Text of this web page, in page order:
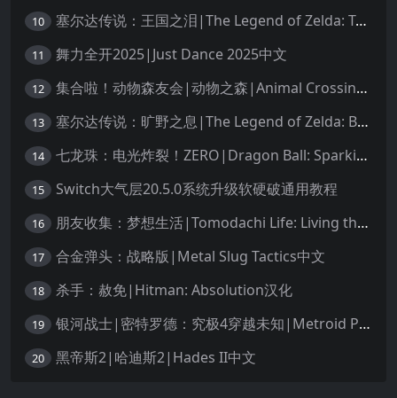
10 塞尔达传说：王国之泪|The Legend of Zelda: Tears of the Kingdom中文
11 舞力全开2025|Just Dance 2025中文
12 集合啦！动物森友会|动物之森|Animal Crossing: New Horizons中文
13 塞尔达传说：旷野之息|The Legend of Zelda: Breath of the Wild中文
14 七龙珠：电光炸裂！ZERO|Dragon Ball: Sparking! Zero中文
15 Switch大气层20.5.0系统升级软硬破通用教程
16 朋友收集：梦想生活|Tomodachi Life: Living the Dream中文
17 合金弹头：战略版|Metal Slug Tactics中文
18 杀手：赦免|Hitman: Absolution汉化
19 银河战士|密特罗德：究极4穿越未知|Metroid Prime 4: Beyond中文
20 黑帝斯2|哈迪斯2|Hades II中文